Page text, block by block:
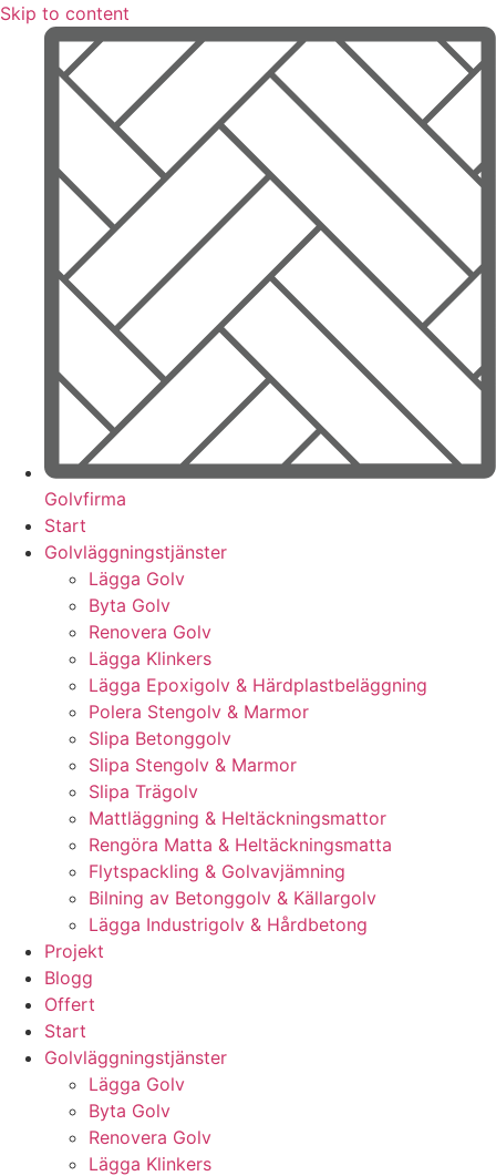
Skip to content
Golvfirma
Start
Golvläggningstjänster
Lägga Golv
Byta Golv
Renovera Golv
Lägga Klinkers
Lägga Epoxigolv & Härdplastbeläggning
Polera Stengolv & Marmor
Slipa Betonggolv
Slipa Stengolv & Marmor
Slipa Trägolv
Mattläggning & Heltäckningsmattor
Rengöra Matta & Heltäckningsmatta
Flytspackling & Golvavjämning
Bilning av Betonggolv & Källargolv
Lägga Industrigolv & Hårdbetong
Projekt
Blogg
Offert
Start
Golvläggningstjänster
Lägga Golv
Byta Golv
Renovera Golv
Lägga Klinkers